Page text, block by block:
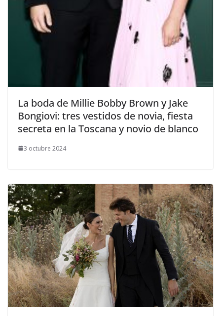
​La boda de Millie Bobby Brown y Jake
Bongiovi: tres vestidos de novia, fiesta
secreta en la Toscana y novio de blanco
3 octubre 2024